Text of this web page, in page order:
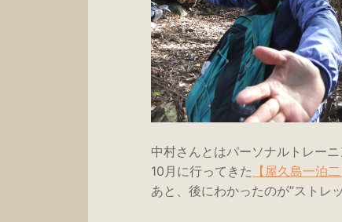
中村さんとはパーソナルトレー
10月に行ってきた 【屋久島一泊
あと、後にわかったのが”ストレ